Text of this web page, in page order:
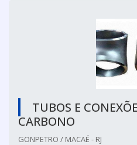
TUBOS E
CARBONO
GONPETRO / MACAÉ - RJ